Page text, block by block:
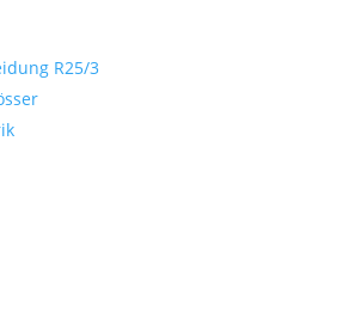
R25/3